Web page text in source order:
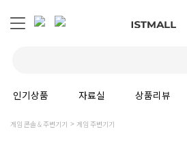
인기상품 자료실 상품리뷰
게임 콘솔 & 주변기기 게임 주변기기